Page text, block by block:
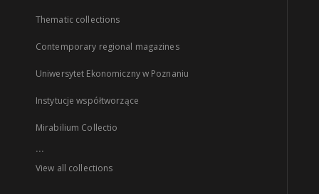
Thematic collections
Contemporary regional magazines
Uniwersytet Ekonomiczny w Poznaniu
Instytucje współtworzące
Mirabilium Collectio
...
View all collections